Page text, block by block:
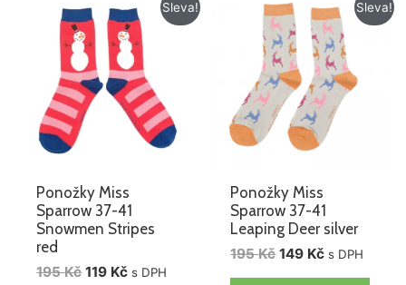
Sleva!
Ponožky Miss
Sparrow 37-41
Snowmen Stripes
red
195Kč
cena
byla:
195 Kč.
119 Kč
cena
je:
119 Kč.
s DPH
Sleva!
Ponožky Miss
Sparrow 37-41
Leaping Deer silver
195Kč
cena
byla:
195 Kč.
149 Kč
cena
je:
149 Kč.
s DPH